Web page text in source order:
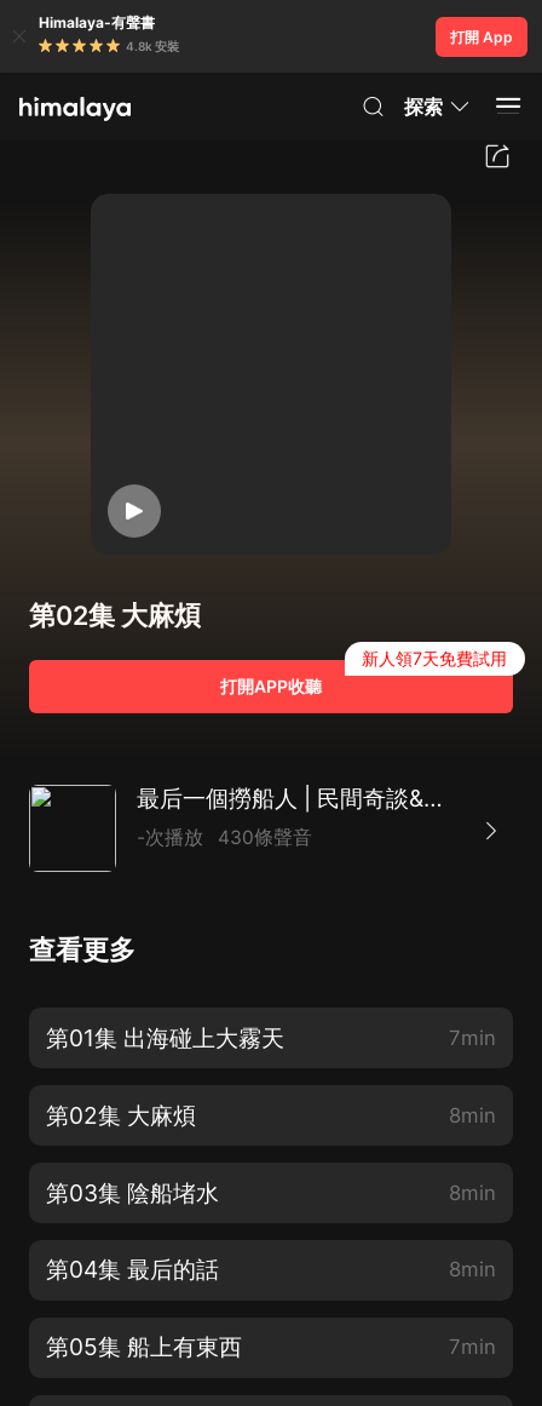
Himalaya-有聲書
4.8k 安裝
打開 App
探索
第02集 大麻煩
打開APP收聽
新人領7天免費試用
最后一個撈船人 | 民間奇談&懸疑解謎 | 恐怖盜墓爽文
-次播放 430條聲音
查看更多
第01集 出海碰上大霧天 7min
第02集 大麻煩 8min
第03集 陰船堵水 8min
第04集 最后的話 8min
第05集 船上有東西 7min